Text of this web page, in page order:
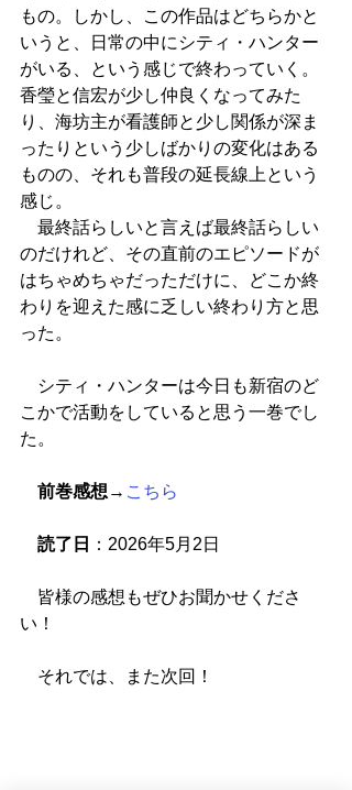
もの。しかし、この作品はどちらかと
いうと、日常の中にシティ・ハンター
がいる、という感じで終わっていく。
香瑩と信宏が少し仲良くなってみた
り、海坊主が看護師と少し関係が深ま
ったりという少しばかりの変化はある
ものの、それも普段の延長線上という
感じ。
最終話らしいと言えば最終話らしい
のだけれど、その直前のエピソードが
はちゃめちゃだっただけに、どこか終
わりを迎えた感に乏しい終わり方と思
った。
シティ・ハンターは今日も新宿のど
こかで活動をしていると思う一巻でし
た。
前巻感想 → こちら
読了日 ：2026年5月2日
皆様の感想もぜひお聞かせくださ
い！
それでは、また次回！